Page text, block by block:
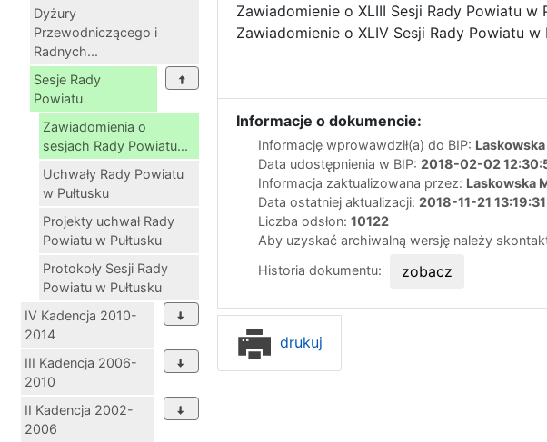
Dyżury
Przewodniczącego i
Radnych...
Sesje Rady
Powiatu
Zawiadomienia o
sesjach Rady Powiatu...
Uchwały Rady Powiatu
w Pułtusku
Projekty uchwał Rady
Powiatu w Pułtusku
Protokoły Sesji Rady
Powiatu w Pułtusku
IV Kadencja 2010-
2014
III Kadencja 2006-
2010
II Kadencja 2002-
2006
Zawiadomienie o XLIII Sesji Rady Powiatu w
Zawiadomienie o XLIV Sesji Rady Powiatu
Informacje o dokumencie:
Informację wprowawdził(a) do BIP:
Data udostępnienia w BIP: 2018-02-02
Informacja zaktualizowana przez: Laskowska
Data ostatniej aktualizacji: 2018-11-21 13:19:31
Liczba odsłon: 10122
Aby uzyskać archiwalną wersję należy
Historia dokumentu:
zobacz
drukuj